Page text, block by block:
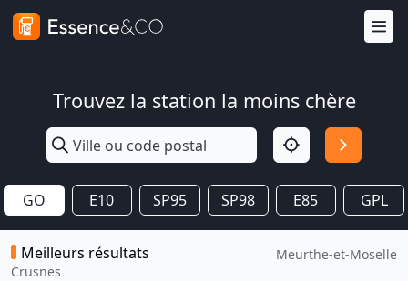
Trouvez la station la moins chère
GO E10 SP95 SP98 E85 GPL
Meilleurs résultats
Crusnes
Meurthe-et-Moselle